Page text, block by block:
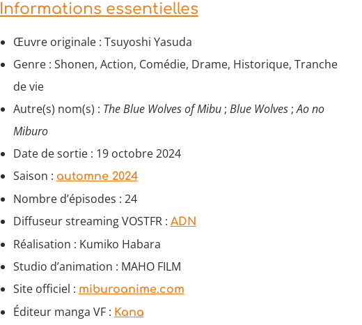
Informations essentielles
Œuvre originale : Tsuyoshi Yasuda
Genre : Shonen, Action, Comédie, Drame, Historique, Tranche
de vie
Autre(s) nom(s) : The Blue Wolves of Mibu; Blue Wolves ;Ao no
Miburo
Date de sortie : 19 octobre 2024
Saison : automne 2024
Nombre d’épisodes : 24
Diffuseur streaming VOSTFR : ADN
Réalisation : Kumiko Habara
Studio d’animation : MAHO FILM
Site officiel : miburoanime.com
Éditeur manga VF : Kana